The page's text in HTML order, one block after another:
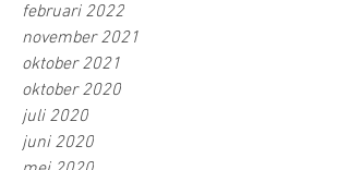
februari 2022
november 2021
oktober 2021
oktober 2020
juli 2020
juni 2020